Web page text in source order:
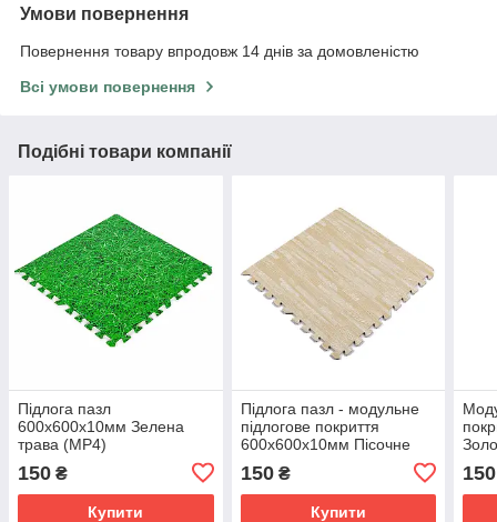
Умови повернення
Повернення товару впродовж 14 днів за домовленістю
Всі умови повернення
Подібні товари компанії
Підлога пазл
600x600x10мм Зелена
трава (МР4)
150 ₴
Купити
Підлога пазл - модульне
підлогове покриття
600x600x10мм Пісочне
00000648
150₴
Купити
150